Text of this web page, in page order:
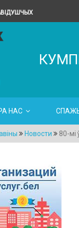
НАС
Новости 80-мі